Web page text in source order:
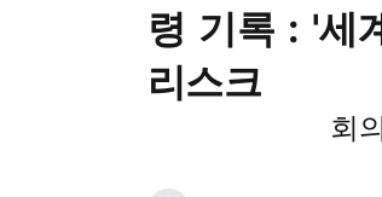
령 기록 : '세
리스크
회